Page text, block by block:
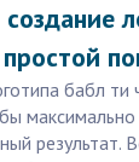
создание
бабл ти
результат.